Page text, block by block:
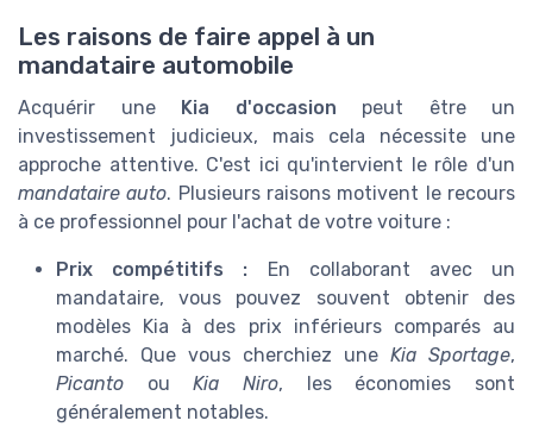
Les raisons de faire appel à un
mandataire automobile
Acquérir une Kia d'occasion peut être un
investissement judicieux, mais cela nécessite une
approche attentive. C'est ici qu'intervient le rôle d'un
mandataire auto. Plusieurs raisons motivent le recours
à ce professionnel pour l'achat de votre voiture :
Prix compétitifs : En collaborant avec un
mandataire, vous pouvez souvent obtenir des
modèles Kia à des prix inférieurs comparés au
marché. Que vous cherchiez une Kia Sportage,
Picanto ouKia Niro, les économies sont
généralement notables.